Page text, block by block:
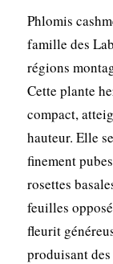
Phlomis
famille des
régions
Cette plante
compact,
hauteur. Elle
finement
rosettes
feuilles
fleurit
produisant